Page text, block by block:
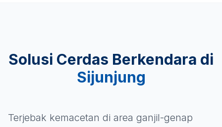
Solusi Cerdas Berkendara di
Sijunjung
Terjebak kemacetan di area ganjil-genap